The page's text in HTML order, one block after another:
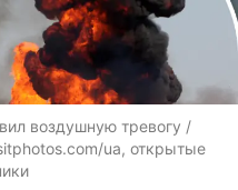
воздушную тревогу /
ua, открытые